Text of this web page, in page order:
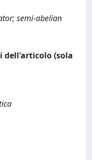
semi-abelian
dell'articolo (sola